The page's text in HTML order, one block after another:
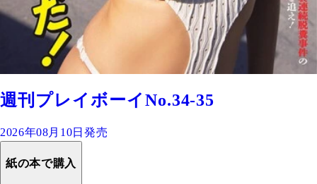
週刊プレイボーイNo.34-35
2026年08月10日発売
紙の本で購入